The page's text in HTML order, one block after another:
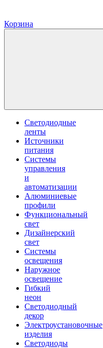
Корзина
Светодиодные
ленты
Источники
питания
Системы
управления
и
автоматизации
Алюминиевые
профили
Функциональный
свет
Дизайнерский
свет
Системы
освещения
Наружное
освещение
Гибкий
неон
Светодиодный
декор
Электроустановочные
изделия
Светодиоды